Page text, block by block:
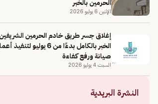
الحرمين بالخبر
الإثنين 6 يوليو 2026
إغلاق جسر طريق خادم الحرمين
الخبر بالكامل بدءًا من 6 يوليو لتنفيذ
صيانة ورفع كفاءة
السبت 4 يوليو 2026
النشرة البريدية